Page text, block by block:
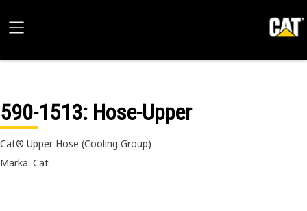
590-1513: Hose-Upper
Cat® Upper Hose (Cooling Group)
Marka: Cat